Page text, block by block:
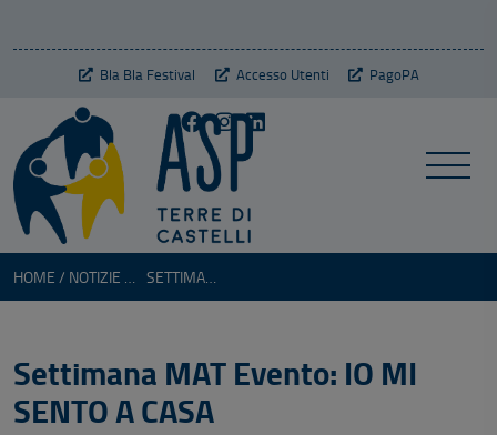
Bla Bla Festival Accesso Utenti PagoPA
HOME
Settimana MAT Evento: IO MI
SENTO A CASA